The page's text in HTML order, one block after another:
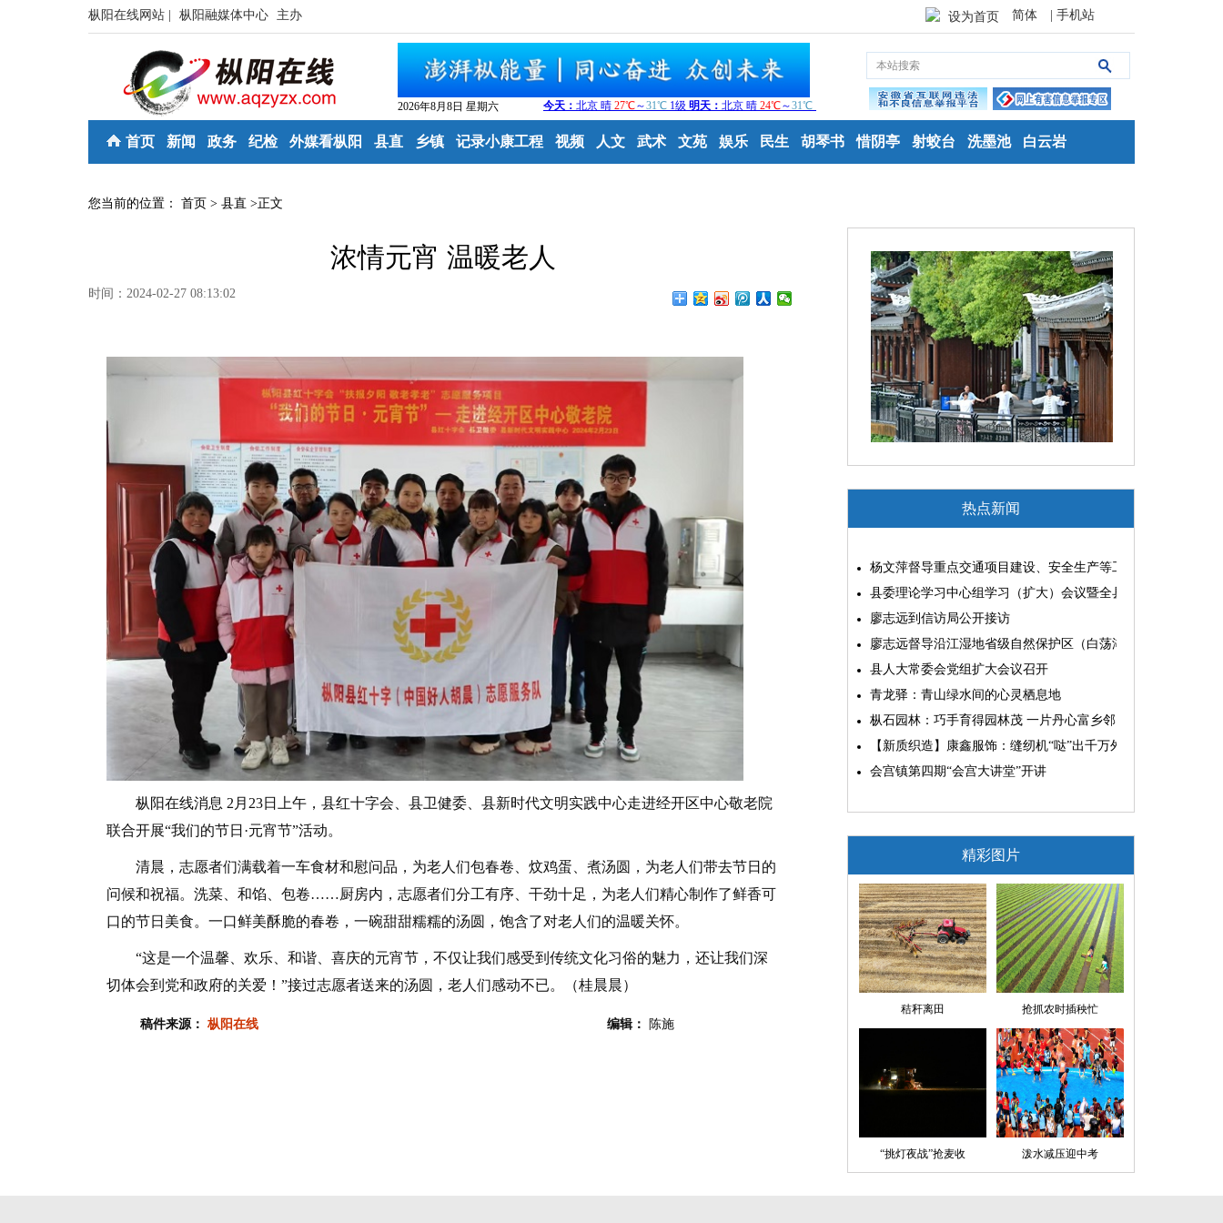
枞阳在线网站 | 枞阳融媒体中心 主办 设为首页 简体 | 手机站
2026年8月8日 星期六
首页 新闻 政务 纪检 外媒看枞阳 县直 乡镇 记录小康工程 视频 人文 武术 文苑 娱乐 民生 胡琴书 惜阴亭 射蛟台 洗墨池 白云岩
您当前的位置： 首页 > 县直 >正文
浓情元宵 温暖老人
时间：2024-02-27 08:13:02
枞阳在线消息 2月23日上午，县红十字会、县卫健委、县新时代文明实践中心走进经开区中心敬老院
联合开展“我们的节日·元宵节”活动。
清晨，志愿者们满载着一车食材和慰问品，为老人们包春卷、炆鸡蛋、煮汤圆，为老人们带去节日的
问候和祝福。洗菜、和馅、包卷……厨房内，志愿者们分工有序、干劲十足，为老人们精心制作了鲜香可
口的节日美食。一口鲜美酥脆的春卷，一碗甜甜糯糯的汤圆，饱含了对老人们的温暖关怀。
“这是一个温馨、欢乐、和谐、喜庆的元宵节，不仅让我们感受到传统文化习俗的魅力，还让我们深
切体会到党和政府的关爱！”接过志愿者送来的汤圆，老人们感动不已。（桂晨晨）
稿件来源： 枞阳在线 编辑： 陈施
热点新闻
杨文萍督导重点交通项目建设、安全生产等工作
县委理论学习中心组学习（扩大）会议暨全县“两为”能力素质
廖志远到信访局公开接访
廖志远督导沿江湿地省级自然保护区（白荡湖片区）问题整改
县人大常委会党组扩大会议召开
青龙驿：青山绿水间的心灵栖息地
枞石园林：巧手育得园林茂 一片丹心富乡邻
【新质织造】康鑫服饰：缝纫机“哒”出千万外贸大生意
会宫镇第四期“会宫大讲堂”开讲
精彩图片
秸秆离田 抢抓农时插秧忙
“挑灯夜战”抢麦收 泼水减压迎中考